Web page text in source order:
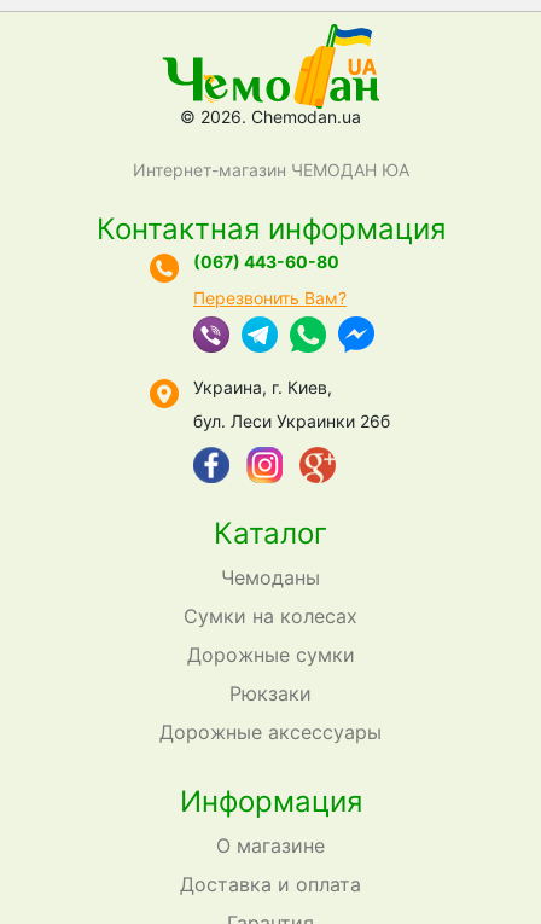
© 2026. Chemodan.ua
Интернет-магазин ЧЕМОДАН ЮА
Каталог
Чемоданы
Сумки на колесах
Дорожные сумки
Рюкзаки
Дорожные аксессуары
Информация
О магазине
Доставка и оплата
Контактная информация
(067) 443-60-80
Перезвонить Вам?
Украина, г. Киев,
бул. Леси Украинки 26б